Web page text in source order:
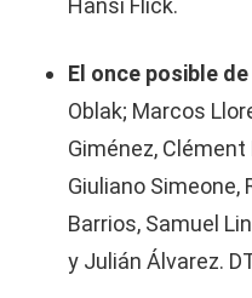
Hansi Flick.
El once posible
Oblak; Marcos
Giménez,
Giuliano Simeone,
Barrios, Samuel
y Julián Álvarez.